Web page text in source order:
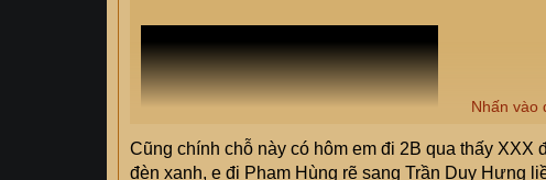
Nhấn vào
Cũng chính chỗ này có hôm em đi 2B qua thấy
đèn xanh, e đi Phạm Hùng rẽ sang Trần Duy Hưng